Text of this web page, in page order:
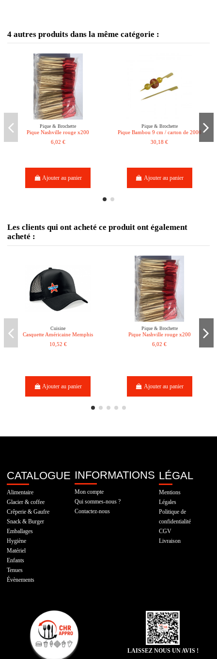
4 autres produits dans la même catégorie :
Pique & Brochette
Pique Nashville rouge x200
6,02 €
Ajouter au panier
Pique & Brochette
Pique Bambou 9 cm / carton de 2000
30,18 €
Ajouter au panier
Les clients qui ont acheté ce produit ont également
acheté :
Cuisine
Casquette Américaine Memphis
10,52 €
Ajouter au panier
Pique & Brochette
Pique Nashville rouge x200
6,02 €
Ajouter au panier
CATALOGUE
Alimentaire
Glacier & coffee
Crêperie & Gaufre
Snack & Burger
Emballages
Hygiène
Matériel
Enfants
Tenues
Évènements
INFORMATIONS
Mon compte
Qui sommes-nous ?
Contactez-nous
LÉGAL
Mentions
Légales
Politique de
confidentialité
CGV
Livraison
LAISSEZ NOUS UN AVIS !